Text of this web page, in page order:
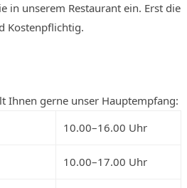
in unserem Restaurant ein. Erst die
Kostenpflichtig.
Ihnen gerne unser Hauptempfang:
10.00–16.00 Uhr
10.00–17.00 Uhr